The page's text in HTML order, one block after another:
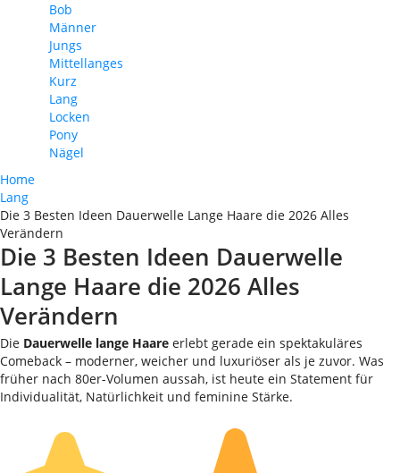
Bob
Männer
Jungs
Mittellanges
Kurz
Lang
Locken
Pony
Nägel
Home
Lang
Die 3 Besten Ideen Dauerwelle Lange Haare die 2026 Alles
Verändern
Die 3 Besten Ideen Dauerwelle
Lange Haare die 2026 Alles
Verändern
Die Dauerwelle lange Haare erlebt gerade ein spektakuläres
Comeback – moderner, weicher und luxuriöser als je zuvor. Was
früher nach 80er-Volumen aussah, ist heute ein Statement für
Individualität, Natürlichkeit und feminine Stärke.